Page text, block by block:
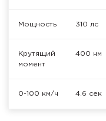
Мощность 310 лс
Крутящий
момент
400 нм
0-100 км/ч 4.6 сек